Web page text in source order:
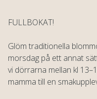
FULLBOKAT!
Glöm traditionella
morsdag på ett annat
vi dörrarna mellan kl
mamma till en